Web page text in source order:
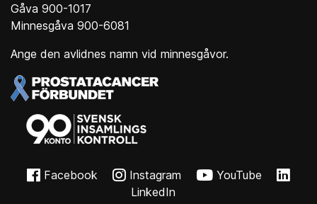
Gåva 900-1017
Minnesgåva 900-6081
Ange den avlidnes namn vid minnesgåvor.
Facebook Instagram
YouTube
LinkedIn